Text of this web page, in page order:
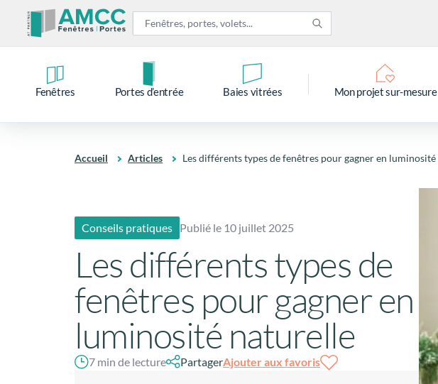
Fenêtres Portes d’entrée Baies vitrées Mon projet sur-mesure
Accueil Articles Les différents types de fenêtres pour gagner en
Conseils pratiques Publié le 10 juillet 2025
Les différents types de
fenêtres pour gagner en
luminosité naturelle
7 min de lecture PartagerAjouter aux favoris